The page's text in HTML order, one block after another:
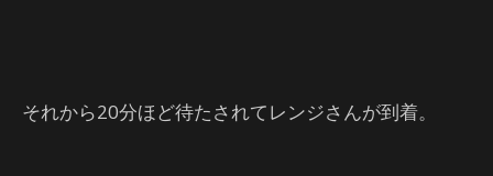
それから20分ほど待たされてレンジさんが到着。